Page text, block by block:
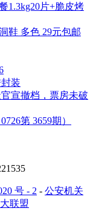
1.3kg20片+脆皮烤
鞋 多色 29元包邮
装
宣撤档，票房未破
第 3659期）
号 - 2 - 公安机关
联盟